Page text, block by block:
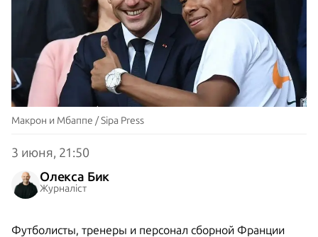
Макрон и Мбаппе / Sipa Press
3 июня, 21:50
Олекса Бик
Журналіст
Футболисты, тренеры и персонал сборной Франции